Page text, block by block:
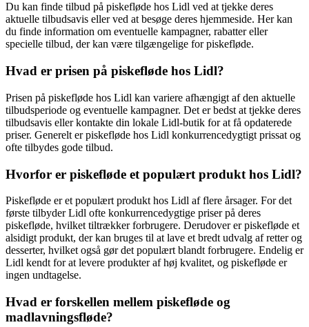
Du kan finde tilbud på piskefløde hos Lidl ved at tjekke deres
aktuelle tilbudsavis eller ved at besøge deres hjemmeside. Her kan
du finde information om eventuelle kampagner, rabatter eller
specielle tilbud, der kan være tilgængelige for piskefløde.
Hvad er prisen på piskefløde hos Lidl?
Prisen på piskefløde hos Lidl kan variere afhængigt af den aktuelle
tilbudsperiode og eventuelle kampagner. Det er bedst at tjekke deres
tilbudsavis eller kontakte din lokale Lidl-butik for at få opdaterede
priser. Generelt er piskefløde hos Lidl konkurrencedygtigt prissat og
ofte tilbydes gode tilbud.
Hvorfor er piskefløde et populært produkt hos Lidl?
Piskefløde er et populært produkt hos Lidl af flere årsager. For det
første tilbyder Lidl ofte konkurrencedygtige priser på deres
piskefløde, hvilket tiltrækker forbrugere. Derudover er piskefløde et
alsidigt produkt, der kan bruges til at lave et bredt udvalg af retter og
desserter, hvilket også gør det populært blandt forbrugere. Endelig er
Lidl kendt for at levere produkter af høj kvalitet, og piskefløde er
ingen undtagelse.
Hvad er forskellen mellem piskefløde og
madlavningsfløde?